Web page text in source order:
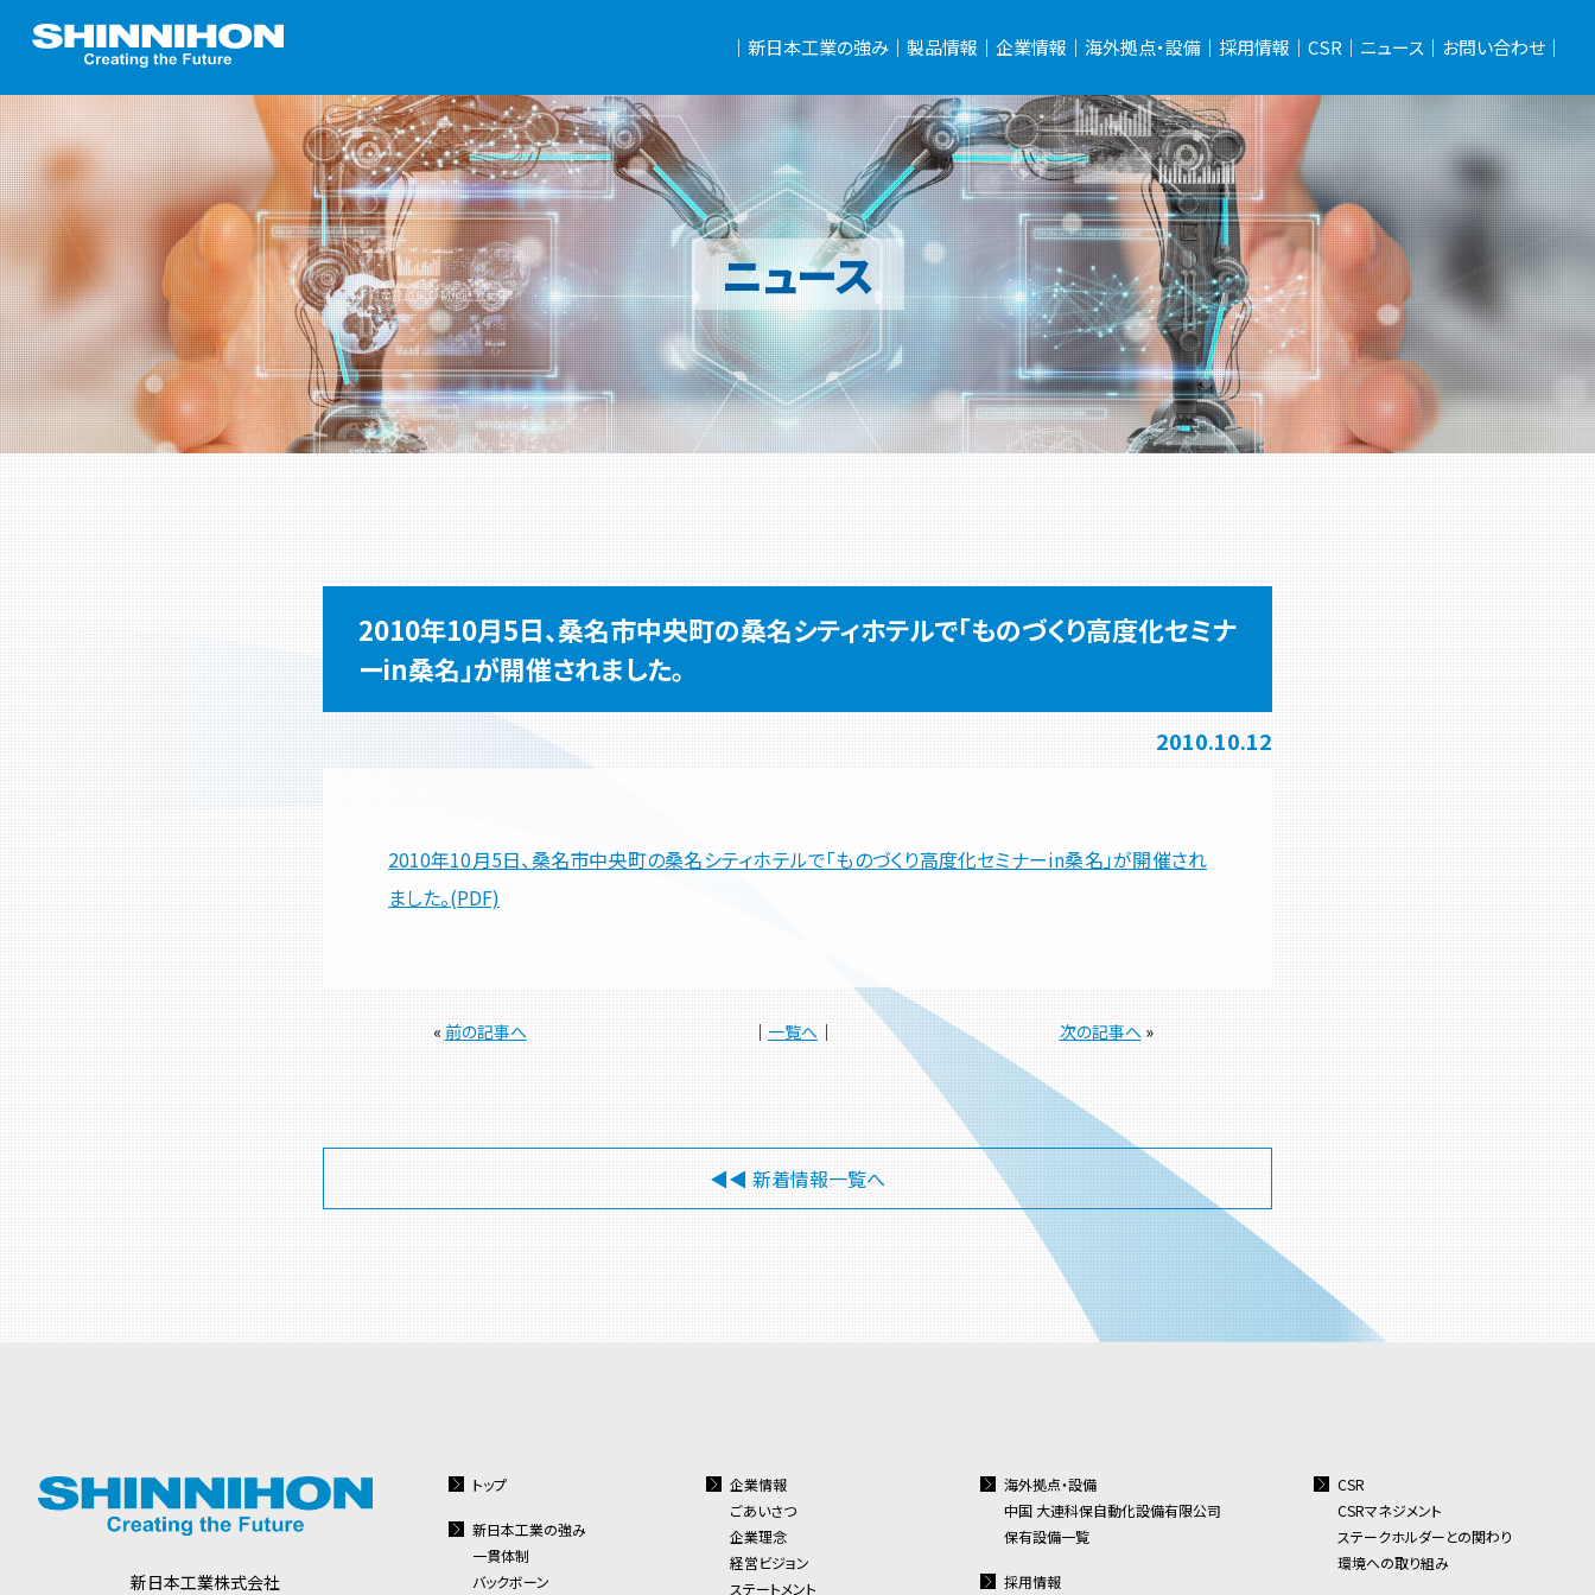
｜新日本工業の強み｜
一貫体制
バックボーン
海外ネットワーク
製品情報｜
自動車関連設備
その他設備
FAQ
工場を自動化しませんか？
企業情報｜
ごあいさつ
経営理念
経営ビジョン
ステートメント
会社概要
沿革
アクセスマップ
海外拠点・設備｜
中国 大連科保自動化設備有限公司
保有設備一覧
採用情報｜
新日本工業とは
私たちが求めている人材
先輩社員の声
研修・福利厚生
三重で暮らそう！
募集要項
営業スタッフ採用特設サイト
作業スタッフ採用特設サイト
Q＆A
CSR｜
CSRマネジメント
ステークホルダーとの関わり
環境への取り組み
ニュース｜ お問い合わせ｜
ニュース
2010年10月5日、桑名市中央町の桑名シティホテルで「ものづくり高度化セミナ
ーin桑名」が開催されました。
2010.10.12
2010年10月5日、桑名市中央町の桑名シティホテルで「ものづくり高度化セミナーin桑名」が開催され
ました。(PDF)
« 前の記事へ │ 一覧へ │ 次の記事へ»
◀◀︎ 新着情報一覧へ
新日本工業株式会社
トップ
新日本工業の強み
一貫体制
バックボーン
企業情報
ごあいさつ
企業理念
経営ビジョン
ステートメント
海外拠点・設備
中国 大連科保自動化設備有限公司
保有設備一覧
採用情報
CSR
CSRマネジメント
ステークホルダーとの関わり
環境への取り組み